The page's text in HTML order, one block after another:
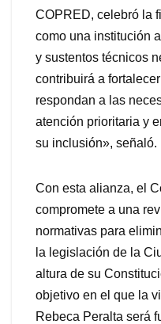
COPRED, celebró la
como una institución
y sustentos técnicos
contribuirá a
respondan a las
atención prioritaria y
su inclusión», señaló.
Con esta alianza, el
compromete a una
normativas para
la legislación de la
altura de su
objetivo en el que la
Rebeca Peralta será